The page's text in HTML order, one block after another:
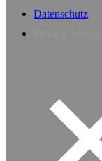
Datenschutz